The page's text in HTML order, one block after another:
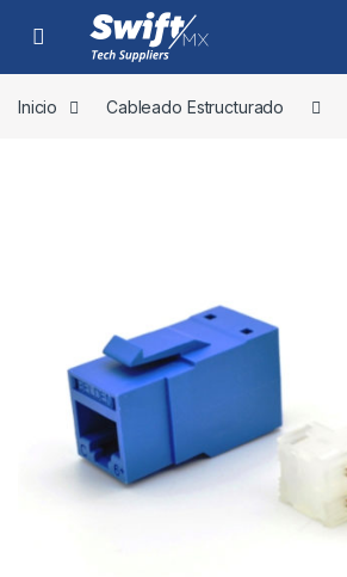
Skip to navigation
Skip to content
Inicio Cableado Estructurado